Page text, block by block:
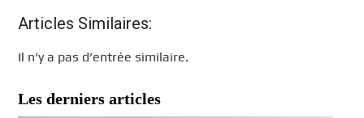
Articles Similaires:
Il n’y a pas d’entrée similaire.
Les derniers articles